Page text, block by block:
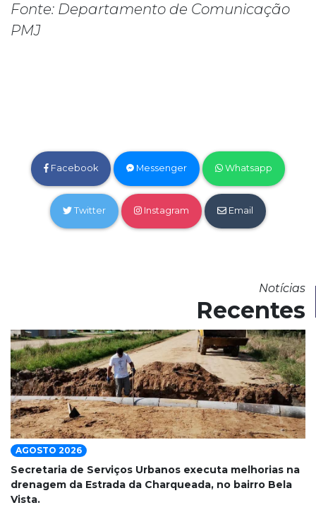
Fonte: Departamento de Comunicação
PMJ
Facebook Messenger Whatsapp
Twitter Instagram Email
Notícias
Recentes
AGOSTO 2026
Secretaria de Serviços Urbanos executa melhorias na
drenagem da Estrada da Charqueada, no bairro Bela
Vista.